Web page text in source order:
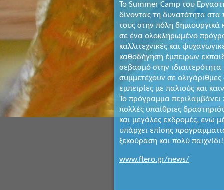
Το Summer Camp του
δίνοντας τη δυνατότητα στα
τους στην πόλη δημιουργικά
σε ένα ολοκληρωμένο
καλλιτεχνικές και
καθοδήγηση έμπειρων
σεβασμό στην ιδιαιτερότητα
συμμετέχουν σε
εμπειρίες με παλιούς και
Το πρόγραμμα
πολλές υπαίθριες
και μεγάλες εκδρομές, ενώ
υπάρχει επίσης
ξεκούραση και πολύ παιχνίδι!
www.ftero.gr/news/